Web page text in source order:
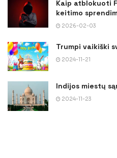
Kaip atblokuoti
keitimo
2026-02-03
Trumpi vaikiški
2024-11-21
Indijos miestų
2024-11-23